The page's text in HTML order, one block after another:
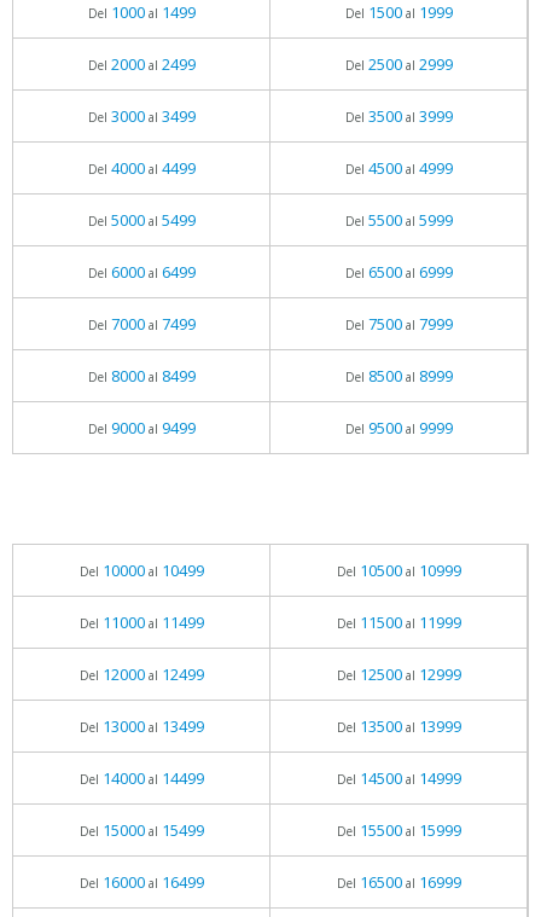
Del 1000al 1499 Del 1500al 1999
Del 2000al 2499 Del 2500al 2999
Del 3000al 3499 Del 3500al 3999
Del 4000al 4499 Del 4500al 4999
Del 5000al 5499 Del 5500al 5999
Del 6000al 6499 Del 6500al 6999
Del 7000al 7499 Del 7500al 7999
Del 8000al 8499 Del 8500al 8999
Del 9000al 9499 Del 9500al 9999
Del 10000al 10499 Del 10500al 10999
Del 11000al 11499 Del 11500al 11999
Del 12000al 12499 Del 12500al 12999
Del 13000al 13499 Del 13500al 13999
Del 14000al 14499 Del 14500al 14999
Del 15000al 15499 Del 15500al 15999
Del 16000al 16499 Del 16500al 16999